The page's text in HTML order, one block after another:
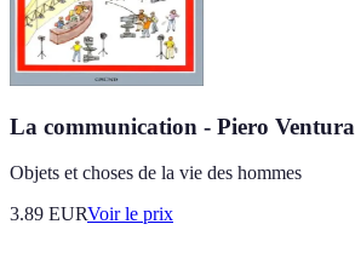
La communication - Piero Ventura
Objets et choses de la vie des hommes
3.89 EURVoir le prix